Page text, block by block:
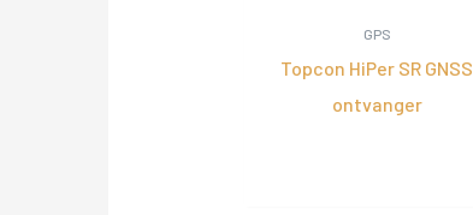
GPS
Topcon HiPer SR GNSS
ontvanger